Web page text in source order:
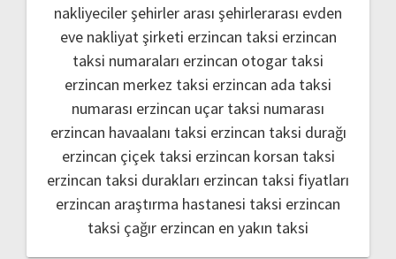
nakliyeciler şehirler arası şehirlerarası evden
eve nakliyat şirketi erzincan taksi erzincan
taksi numaraları erzincan otogar taksi
erzincan merkez taksi erzincan ada taksi
numarası erzincan uçar taksi numarası
erzincan havaalanı taksi erzincan taksi durağı
erzincan çiçek taksi erzincan korsan taksi
erzincan taksi durakları erzincan taksi fiyatları
erzincan araştırma hastanesi taksi erzincan
taksi çağır erzincan en yakın taksi